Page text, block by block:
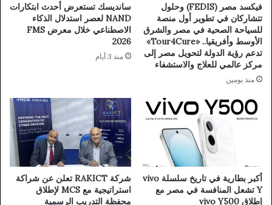
فيكسد مصر (FEDIS) وحلول
تتشاركان في تطوير أول منصة
للسياحة الصحية في مصر والشرق
الأوسط وأفريقيا.. «Tour4Cure»
تدعم رؤية الدولة لتحويل مصر إلى
مركز عالمي للعلاج والاستشفاء
منذ يومين
سانديسك تستعرض أحدث ابتكارات
NAND لعصر استدلال الذكاء
الاصطناعي خلال معرض FMS
2026
منذ 3 أيام
أكبر بطارية في تاريخ سلسلة vivo
Y تشعل المنافسة في مصر مع
إطلاق vivo Y500
شركة RAKICT تعلن عن شراكة
استراتيجية مع MCS لإطلاق
محفظة التدريب الرسمية